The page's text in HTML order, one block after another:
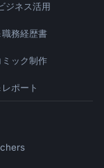
ジネス活用
務経歴書
ック制作
ポート